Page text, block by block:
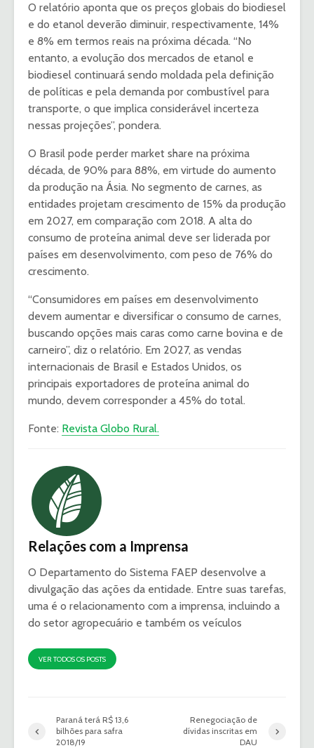
O relatório aponta que os preços globais do biodiesel
e do etanol deverão diminuir, respectivamente, 14%
e 8% em termos reais na próxima década. “No
entanto, a evolução dos mercados de etanol e
biodiesel continuará sendo moldada pela definição
de políticas e pela demanda por combustível para
transporte, o que implica considerável incerteza
nessas projeções”, pondera.
O Brasil pode perder market share na próxima
década, de 90% para 88%, em virtude do aumento
da produção na Ásia. No segmento de carnes, as
entidades projetam crescimento de 15% da produção
em 2027, em comparação com 2018. A alta do
consumo de proteína animal deve ser liderada por
países em desenvolvimento, com peso de 76% do
crescimento.
“Consumidores em países em desenvolvimento
devem aumentar e diversificar o consumo de carnes,
buscando opções mais caras como carne bovina e de
carneiro”, diz o relatório. Em 2027, as vendas
internacionais de Brasil e Estados Unidos, os
principais exportadores de proteína animal do
mundo, devem corresponder a 45% do total.
Fonte: Revista Globo Rural.
Relações com a Imprensa
O Departamento do Sistema FAEP desenvolve a
divulgação das ações da entidade. Entre suas tarefas,
uma é o relacionamento com a imprensa, incluindo a
do setor agropecuário e também os veículos
VER TODOS OS POSTS
Paraná terá R$ 13,6
bilhões para safra
2018/19
Renegociação de
dívidas inscritas em
DAU